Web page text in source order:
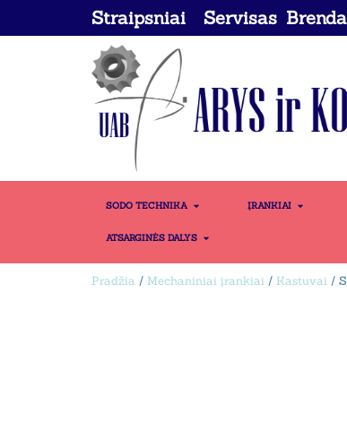
Straipsniai Servisas
SODO TECHNIKA ĮRANKIAI
ATSARGINĖS DALYS
Pradžia / Mechaniniai įrankiai / Kastuvai /